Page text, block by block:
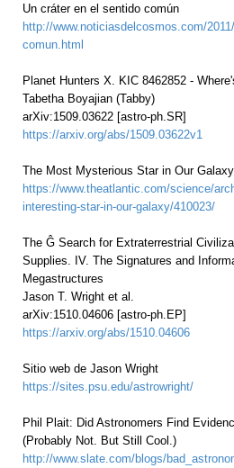
Un cráter en el sentido común
http://www.noticiasdelcosmos.com/
comun.html
Planet Hunters X. KIC 8462852 -
Tabetha Boyajian (Tabby)
arXiv:1509.03622 [astro-ph.SR]
https://arxiv.org/abs/1509.03622v1
The Most Mysterious Star in Our Galaxy
https://www.theatlantic.com/science/
interesting-star-in-our-galaxy/410023/
The Ĝ Search for Extraterrestrial
Supplies. IV. The Signatures and
Megastructures
Jason T. Wright et al.
arXiv:1510.04606 [astro-ph.EP]
https://arxiv.org/abs/1510.04606
Sitio web de Jason Wright
https://sites.psu.edu/astrowright/
Phil Plait: Did Astronomers Find
(Probably Not. But Still Cool.)
http://www.slate.com/blogs/